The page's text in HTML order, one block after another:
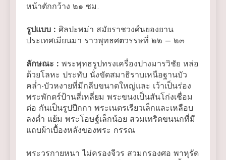
หน้าตักกว้าง ๒๑ ซม.
รูปแบบ : ศิลปะพม่า สมัยราชวงศ์นยองยาน
ประเทศเมียนมา ราวพุทธศตวรรษที่ ๒๒ – ๒๓
ลักษณะ : พระพุทธรูปทรงเครื่องปางมารวิชัย หล่อ
ด้วยโลหะ ประทับ นั่งขัดสมาธิราบเหนือฐานบัว
คล่ำ-บัวหงายที่มีกลีบขนาดใหญ่และ เว้าเป็นร่อง
พระพักตร์ป้านสี่เหลี่ยม พระขนงเป็นสันโก่งเชื่อม
ต่อ กันเป็นรูปปีกกา พระเนตรเรียวเล็กและเหลือบ
ลงต่ำ แย้ม พระโอษฐ์เล็กน้อย สวมเทริดขนนกที่มี
แถบผ้าเบื้องหลังของพระ กรรณ
พระวรกายหนา ไม่ครองจีวร สวมกรองศอ พาหุรัด